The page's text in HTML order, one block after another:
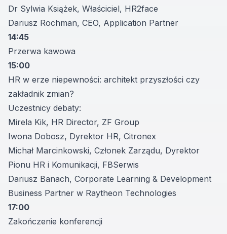
Dr Sylwia Książek, Właściciel, HR2face
Dariusz Rochman, CEO, Application Partner
14:45
Przerwa kawowa
15:00
HR w erze niepewności: architekt przyszłości czy
zakładnik zmian?
Uczestnicy debaty:
Mirela Kik, HR Director, ZF Group
Iwona Dobosz, Dyrektor HR, Citronex
Michał Marcinkowski, Członek Zarządu, Dyrektor
Pionu HR i Komunikacji, FBSerwis
Dariusz Banach, Corporate Learning & Development
Business Partner w Raytheon Technologies
17:00
Zakończenie konferencji